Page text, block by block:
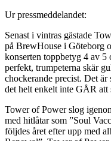
Ur pressmeddelandet:
Senast i vintras gästade
på BrewHouse i Göteborg
konserten toppbetyg 4 av
perfekt, trumpeterna skär
chockerande precist. Det
det helt enkelt inte GÅR att
Tower of Power slog
med hitlåtar som ”Soul
följdes året efter upp med